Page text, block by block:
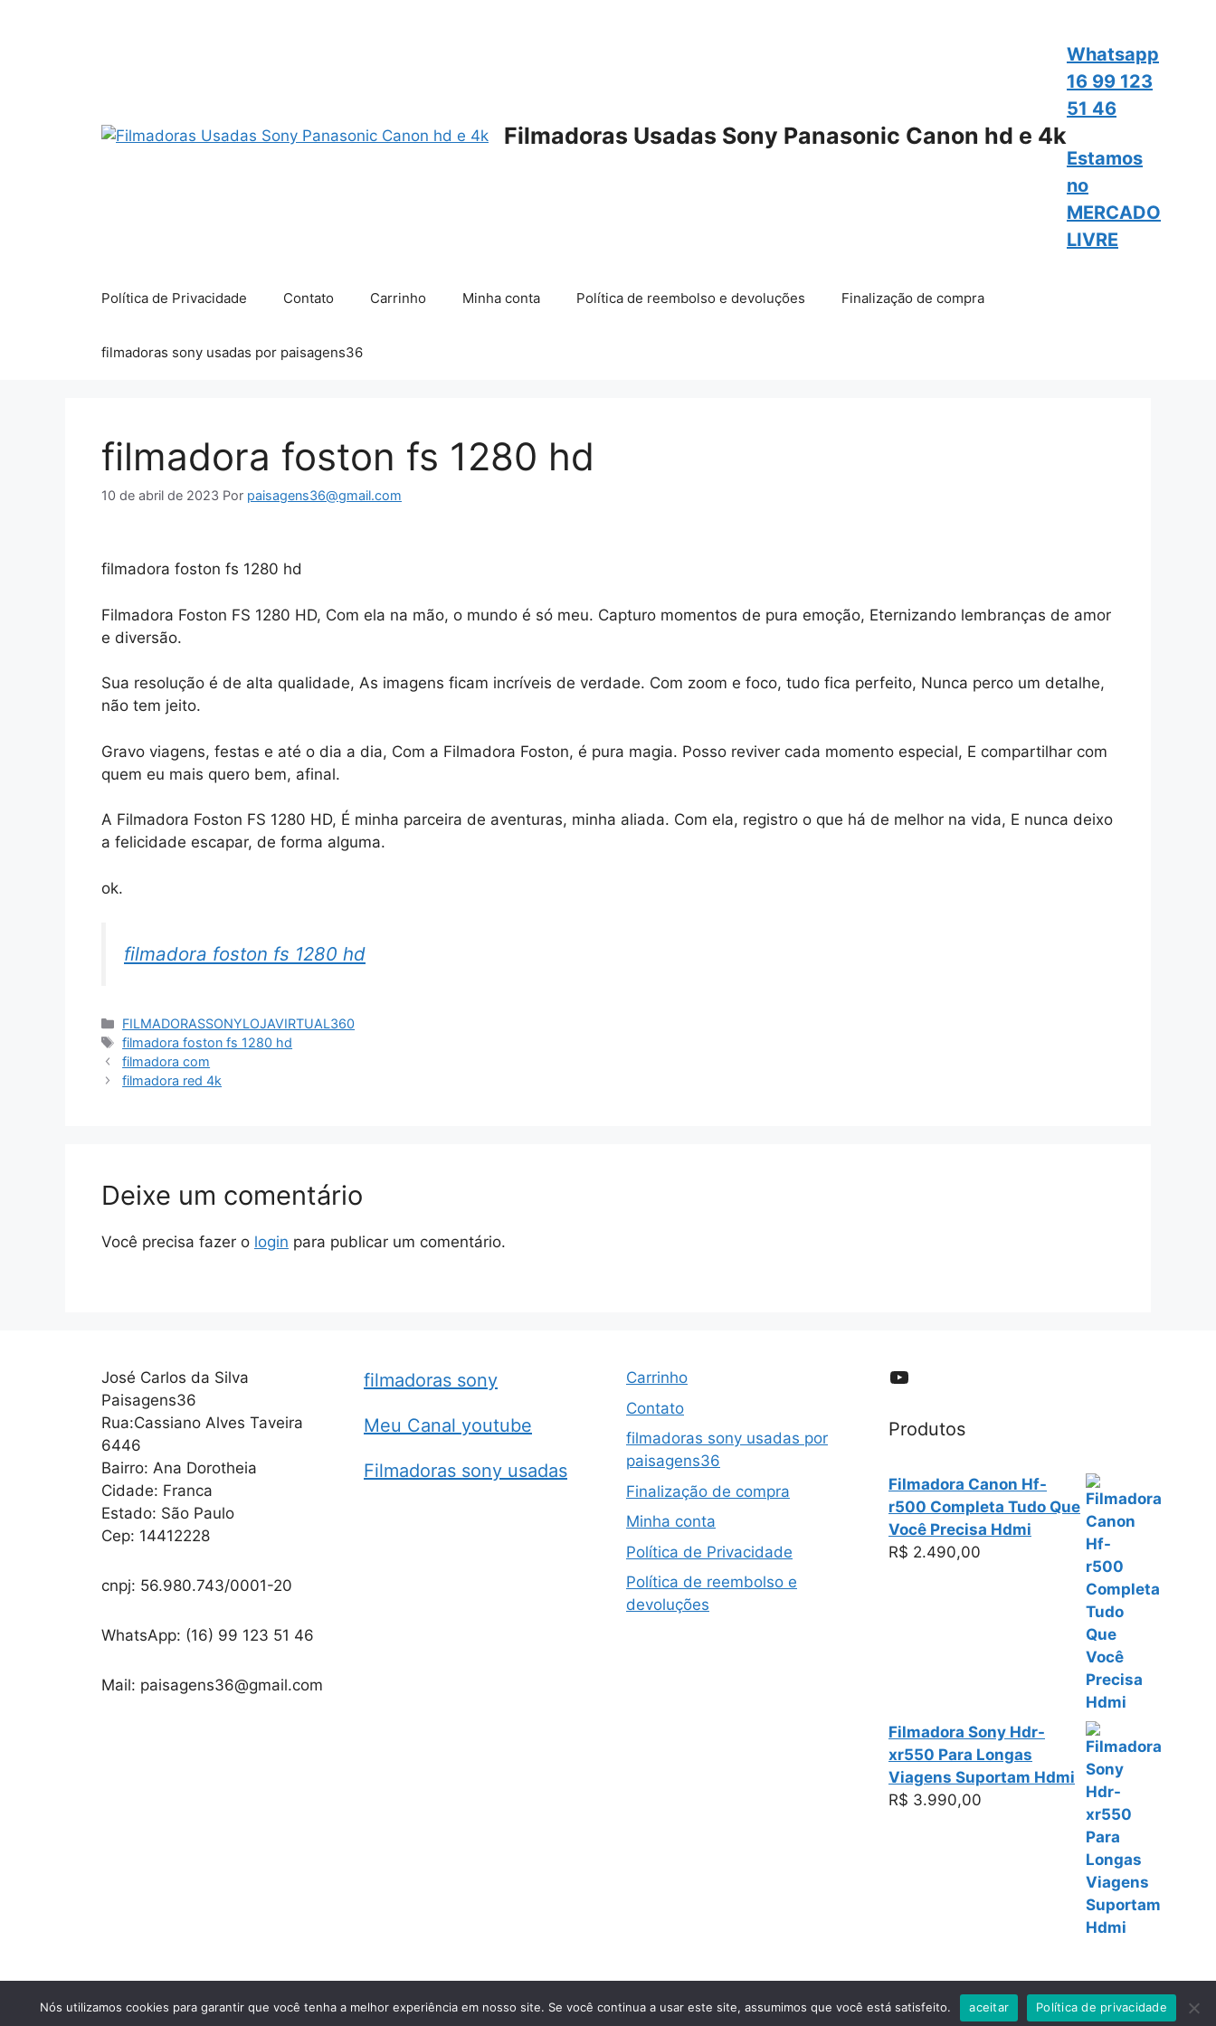
Filmadoras Usadas Sony Panasonic Canon hd e 4k
Whatsapp
16 99 123
51 46
Estamos
no
MERCADO
LIVRE
Política de Privacidade Contato Carrinho Minha conta Política de reembolso e devoluções Finalização de compra
filmadoras sony usadas por paisagens36
filmadora foston fs 1280 hd
10 de abril de 2023 Por paisagens36@gmail.com
filmadora foston fs 1280 hd
Filmadora Foston FS 1280 HD, Com ela na mão, o mundo é só meu. Capturo momentos de pura emoção, Eternizando lembranças de amor
e diversão.
Sua resolução é de alta qualidade, As imagens ficam incríveis de verdade. Com zoom e foco, tudo fica perfeito, Nunca perco um detalhe,
não tem jeito.
Gravo viagens, festas e até o dia a dia, Com a Filmadora Foston, é pura magia. Posso reviver cada momento especial, E compartilhar com
quem eu mais quero bem, afinal.
A Filmadora Foston FS 1280 HD, É minha parceira de aventuras, minha aliada. Com ela, registro o que há de melhor na vida, E nunca deixo
a felicidade escapar, de forma alguma.
ok.
filmadora foston fs 1280 hd
Categorias
FILMADORASSONYLOJAVIRTUAL360
Tags
filmadora foston fs 1280 hd
filmadora com
filmadora red 4k
Deixe um comentário
Você precisa fazer o login para publicar um comentário.
José Carlos da Silva
Paisagens36
Rua:Cassiano Alves Taveira
6446
Bairro: Ana Dorotheia
Cidade: Franca
Estado: São Paulo
Cep: 14412228
cnpj: 56.980.743/0001-20
WhatsApp: (16) 99 123 51 46
Mail: paisagens36@gmail.com
filmadoras sony
Meu Canal youtube
Filmadoras sony usadas
Carrinho
Contato
filmadoras sony usadas por
paisagens36
Finalização de compra
Minha conta
Política de Privacidade
Política de reembolso e
devoluções
YouTube
Produtos
Filmadora Canon Hf-
r500 Completa Tudo Que
Você Precisa Hdmi
R$ 2.490,00
Filmadora Sony Hdr-
xr550 Para Longas
Viagens Suportam Hdmi
R$ 3.990,00
© 2026 Filmadoras Usadas Sony Panasonic Canon hd e 4k• Built withGeneratePress
Nós utilizamos cookies para garantir que você tenha a melhor experiência em nosso site. Se você continua a usar este site, assumimos que você está satisfeito. aceitar Política de privacidade